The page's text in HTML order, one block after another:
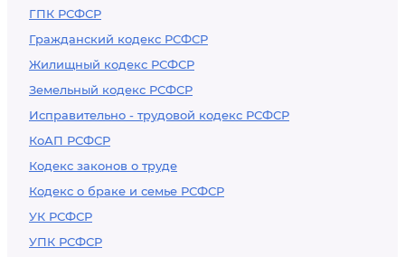
ГПК РСФСР
Гражданский кодекс РСФСР
Жилищный кодекс РСФСР
Земельный кодекс РСФСР
Исправительно - трудовой кодекс РСФСР
КоАП РСФСР
Кодекс законов о труде
Кодекс о браке и семье РСФСР
УК РСФСР
УПК РСФСР